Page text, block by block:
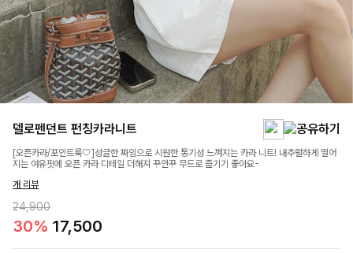
델로펜던트 펀칭카라니트
[오픈카라/포인트룩🤍]성글한 짜임으로 시원한 통기성 느껴지는 카라 니트! 내추럴하게 떨어
지는 여유핏에 오픈 카라 디테일 더해져 꾸안꾸 무드로 즐기기 좋아요-
개 리뷰
24,900
30% 17,500